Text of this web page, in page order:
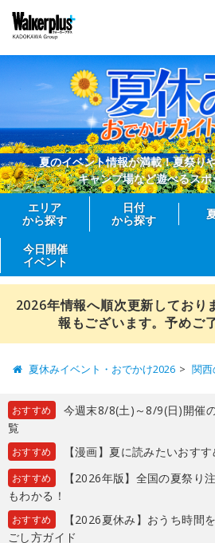
夏のイベント情報が満載！夏祭り
キャンプ場など遊べるス
エリア
から探す
日付
から探す
今日開催
イベント
2026年情報へ順次更新しており
報もございます。予めご
夏休みイベント・おでかけ2026 関
おすすめ
今週末8/8(土)～8/9(日)開催
覧
おすすめ 【漫画】夏に読みたいおす
おすすめ
【2026年版】全国の夏祭り
もわかる！
おすすめ
【2026夏休み】おうち時間
ごし方ガイド